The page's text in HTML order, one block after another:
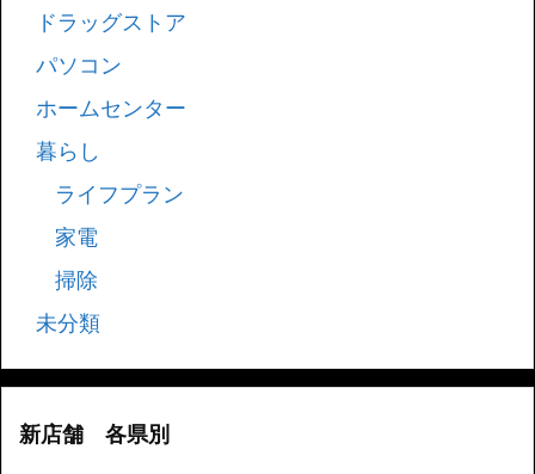
ドラッグストア
パソコン
ホームセンター
暮らし
ライフプラン
家電
掃除
未分類
新店舗 各県別